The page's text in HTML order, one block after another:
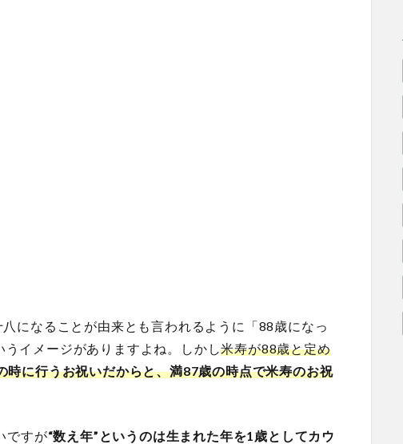
になることが由来とも言われるように「88歳になっ
イメージがありますよね。しかし米寿が88歳と定め
時に行うお祝いだからと、満87歳の時点で米寿のお祝
ですが“数え年”というのは生まれた年を1歳としてカウ